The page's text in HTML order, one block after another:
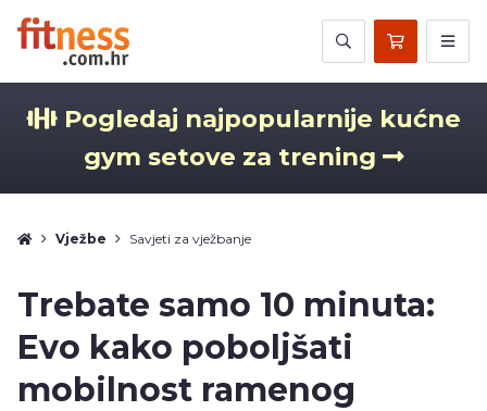
Pogledaj najpopularnije kućne
gym setove za trening
Vježbe Savjeti za vježbanje
Trebate samo 10 minuta:
Evo kako poboljšati
mobilnost ramenog